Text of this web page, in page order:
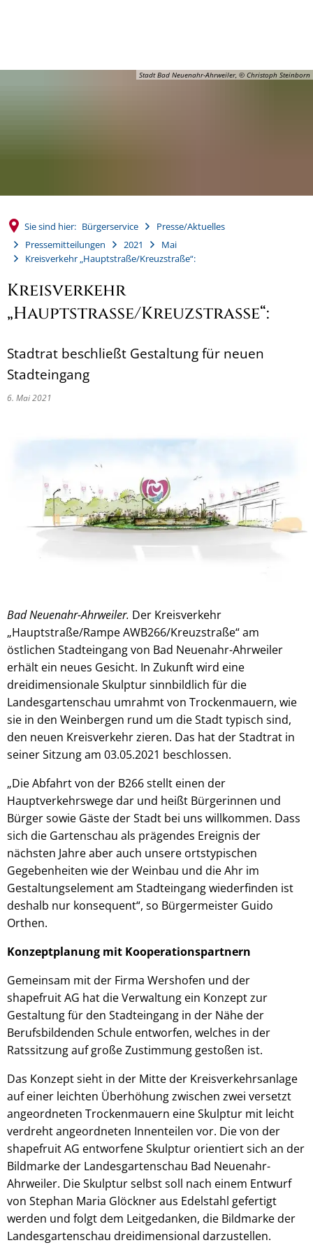
Stadt Bad Neuenahr-Ahrweiler, © Christoph Steinborn
Sie sind hier: Bürgerservice
Presse/Aktuelles
Pressemitteilungen
2021
Mai
Kreisverkehr „Hauptstraße/Kreuzstraße“:
Kreisverkehr
„Hauptstraße/Kreuzstraße“:
Stadtrat beschließt Gestaltung für neuen
Stadteingang
6. Mai 2021
Bad Neuenahr-Ahrweiler. Der Kreisverkehr
„Hauptstraße/Rampe AWB266/Kreuzstraße“ am
östlichen Stadteingang von Bad Neuenahr-Ahrweiler
erhält ein neues Gesicht. In Zukunft wird eine
dreidimensionale Skulptur sinnbildlich für die
Landesgartenschau umrahmt von Trockenmauern, wie
sie in den Weinbergen rund um die Stadt typisch sind,
den neuen Kreisverkehr zieren. Das hat der Stadtrat in
seiner Sitzung am 03.05.2021 beschlossen.
„Die Abfahrt von der B266 stellt einen der
Hauptverkehrswege dar und heißt Bürgerinnen und
Bürger sowie Gäste der Stadt bei uns willkommen. Dass
sich die Gartenschau als prägendes Ereignis der
nächsten Jahre aber auch unsere ortstypischen
Gegebenheiten wie der Weinbau und die Ahr im
Gestaltungselement am Stadteingang wiederfinden ist
deshalb nur konsequent“, so Bürgermeister Guido
Orthen.
Konzeptplanung mit Kooperationspartnern
Gemeinsam mit der Firma Wershofen und der
shapefruit AG hat die Verwaltung ein Konzept zur
Gestaltung für den Stadteingang in der Nähe der
Berufsbildenden Schule entworfen, welches in der
Ratssitzung auf große Zustimmung gestoßen ist.
Das Konzept sieht in der Mitte der Kreisverkehrsanlage
auf einer leichten Überhöhung zwischen zwei versetzt
angeordneten Trockenmauern eine Skulptur mit leicht
verdreht angeordneten Innenteilen vor. Die von der
shapefruit AG entworfene Skulptur orientiert sich an der
Bildmarke der Landesgartenschau Bad Neuenahr-
Ahrweiler. Die Skulptur selbst soll nach einem Entwurf
von Stephan Maria Glöckner aus Edelstahl gefertigt
werden und folgt dem Leitgedanken, die Bildmarke der
Landesgartenschau dreidimensional darzustellen.